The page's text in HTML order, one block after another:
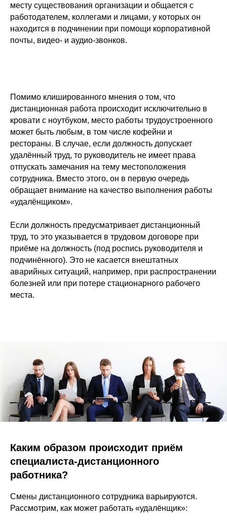
месту существования организации и общается с
работодателем, коллегами и лицами, у которых он
находится в подчинении при помощи корпоративной
почты, видео- и аудио-звонков.
Помимо клишированного мнения о том, что
дистанционная работа происходит исключительно в
кровати с ноутбуком, место работы трудоустроенного
может быть любым, в том числе кофейни и
рестораны. В случае, если должность допускает
удалённый труд, то руководитель не имеет права
отпускать замечания на тему местоположения
сотрудника. Вместо этого, он в первую очередь
обращает внимание на качество выполнения работы
«удалёнщиком».
Если должность предусматривает дистанционный
труд, то это указывается в трудовом договоре при
приёме на должность (под роспись руководителя и
подчинённого). Это не касается внештатных
аварийных ситуаций, например, при распространении
болезней или при потере стационарного рабочего
места.
Каким образом происходит приём
специалиста-дистанционного
работника?
Смены дистанционного сотрудника варьируются.
Рассмотрим, как может работать «удалёнщик»: